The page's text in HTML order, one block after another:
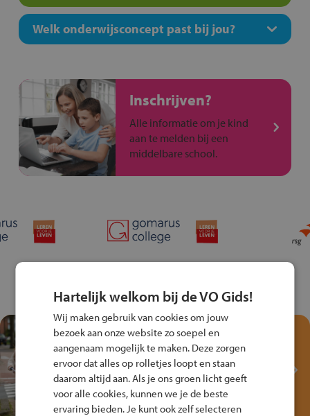
Welk onderwijsconcept past bij jou?
Inschrijven?
Alle informatie om je kind
aan te melden bij een
middelbare school.
Test je kennis met het
Fiets Veilig
Verkeersspel!
Speel het Fiets Veilig Verkeersspel
en win een Cortina-fiets!
Hartelijk welkom bij de VO Gids!
Wij maken gebruik van cookies om jouw
bezoek aan onze website zo soepel en
aangenaam mogelijk te maken. Deze zorgen
ervoor dat alles op rolletjes loopt en staan
daarom altijd aan. Als je ons groen licht geeft
voor alle cookies, kunnen we je de beste
ervaring bieden. Je kunt ook zelf selecteren